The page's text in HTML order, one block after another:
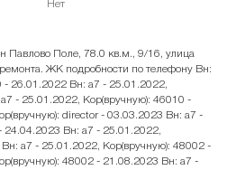
Нет
Павлово Поле, 78.0 кв.м., 9/16, улица
ЖК подробности по телефону Вн:
- 26.01.2022 Вн: a7 - 25.01.2022,
- 25.01.2022, Кор(вручную): 46010 -
director - 03.03.2023 Вн: a7 -
24.04.2023 Вн: a7 - 25.01.2022,
a7 - 25.01.2022, Кор(вручную): 48002 -
48002 - 21.08.2023 Вн: a7 -